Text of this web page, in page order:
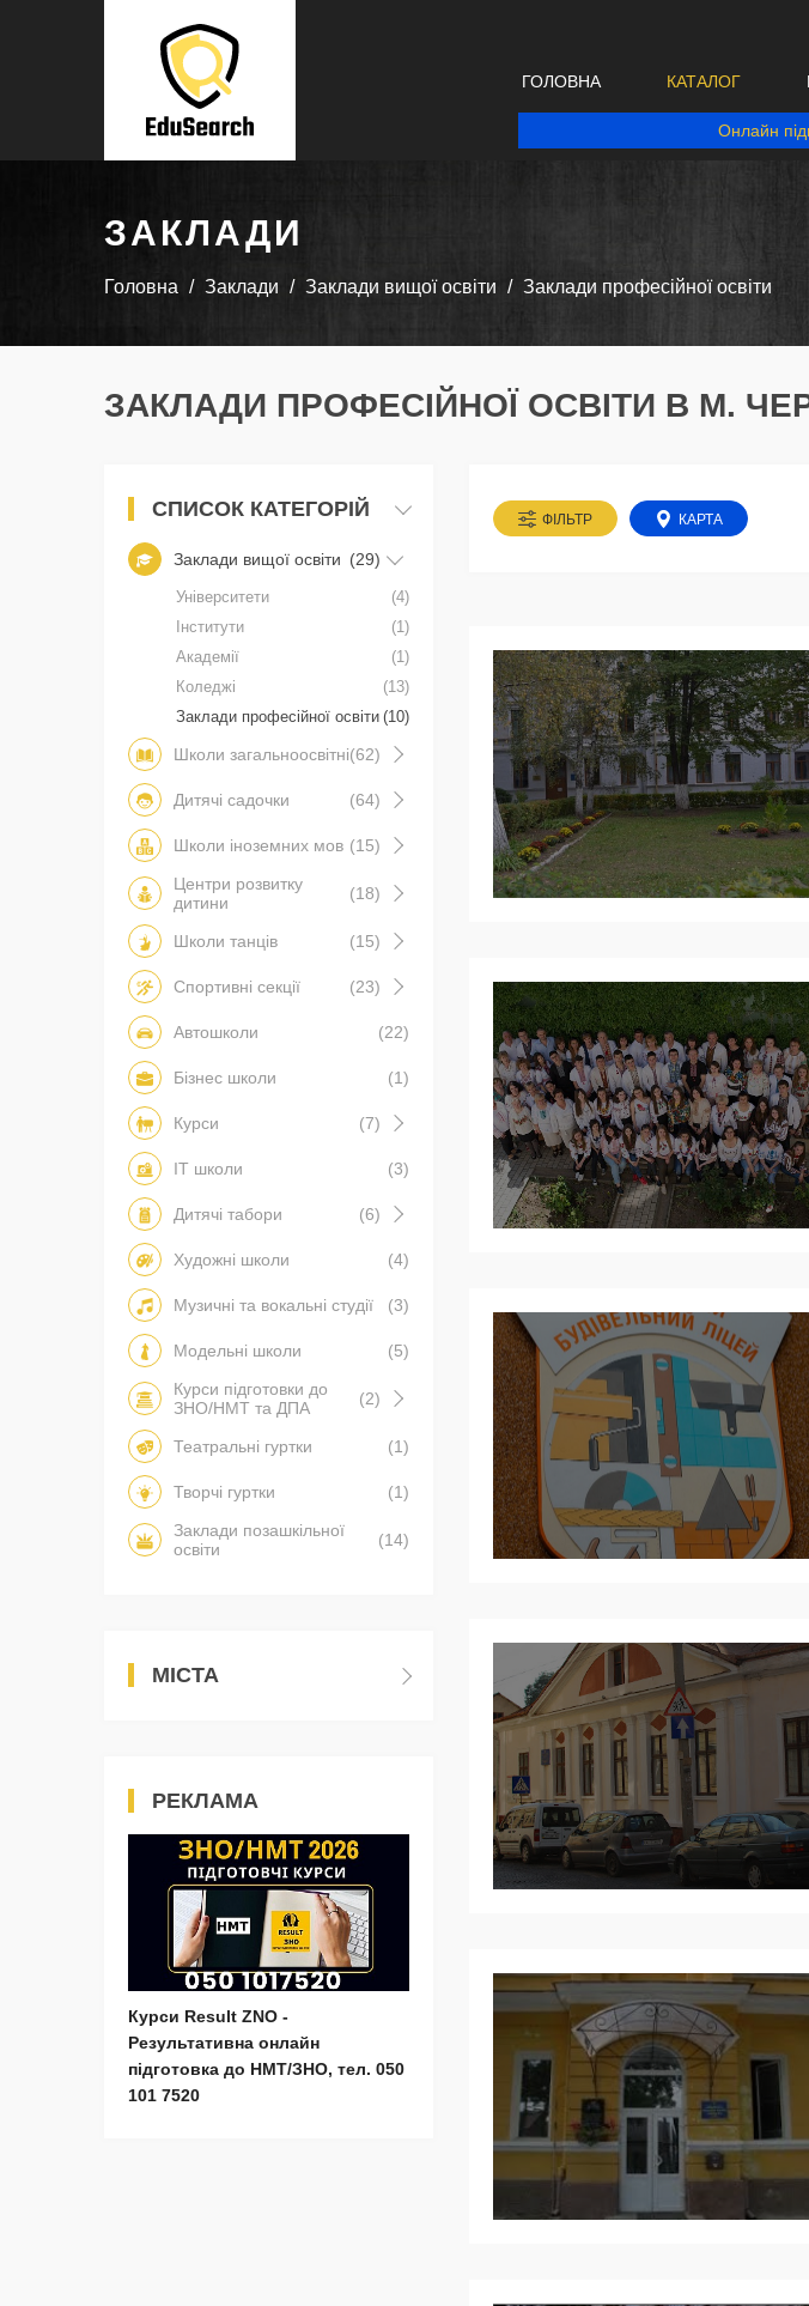
ГОЛОВНА КАТАЛОГ
Онлайн
ЗАКЛАДИ
Головна Заклади Заклади вищої освіти Заклади професійної освіти
ЗАКЛАДИ ПРОФЕСІЙНОЇ ОСВІТИ В М.
ФІЛЬТР КАРТА
СПИСОК КАТЕГОРІЙ
Заклади вищої освіти (29)
Університети
(4)
Інститути
(1)
Академії
(1)
Коледжі
(13)
Заклади професійної освіти (10)
Школи загальноосвітні(62)
Дитячі садочки (64)
Школи іноземних мов (15)
Центри розвитку
дитини
(18)
Школи танців (15)
Спортивні секції (23)
Автошколи (22)
Бізнес школи (1)
Курси (7)
IT школи (3)
Дитячі табори (6)
Художні школи (4)
Музичні та вокальні студії (3)
Модельні школи
(5)
Курси підготовки до
ЗНО/НМТ та ДПА
(2)
Театральні гуртки (1)
Творчі гуртки
(1)
Заклади позашкільної
освіти
(14)
МІСТА
РЕКЛАМА
Курси Result ZNO -
Результативна онлайн
підготовка до НМТ/ЗНО, тел. 050
101 7520